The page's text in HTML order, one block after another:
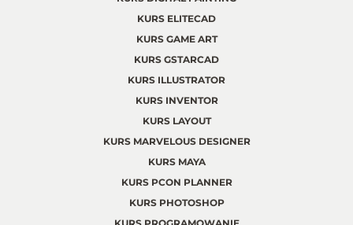
KURS ELITECAD
KURS GAME ART
KURS GSTARCAD
KURS ILLUSTRATOR
KURS INVENTOR
KURS LAYOUT
KURS MARVELOUS DESIGNER
KURS MAYA
KURS PCON PLANNER
KURS PHOTOSHOP